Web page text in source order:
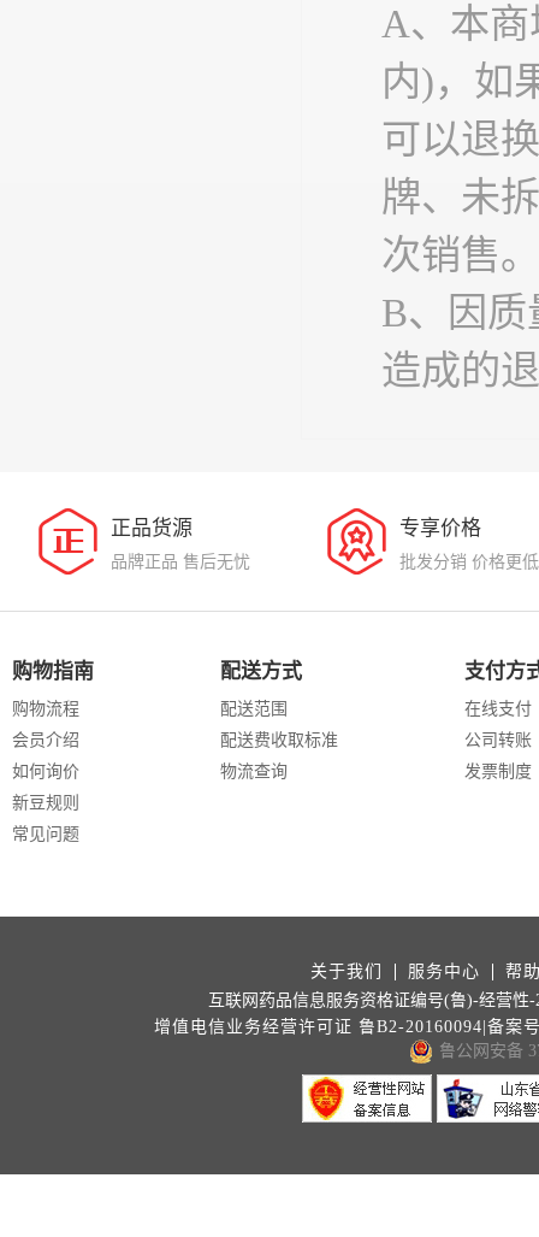
A、本
内)，如
可以退
牌、未
次销售。
B、因
造成的
正品货源
品牌正品 售后无忧
专享价格
批发分销 价格更低
购物指南
购物流程
会员介绍
如何询价
新豆规则
常见问题
配送方式
配送范围
配送费收取标准
物流查询
支付方
在线支付
公司转账
发票制度
关于我们 服务中心
帮
互联网药品信息服务资格证编号(鲁)-经营性-
增值电信业务经营许可证 鲁B2-20160094|备案
鲁公网安备